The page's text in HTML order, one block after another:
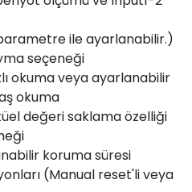
ile ayarlanabilir.)
seçeneği
okuma veya ayarlanabilir
okuma
değeri saklama özelliği
koruma süresi
(Manual reset'li veya